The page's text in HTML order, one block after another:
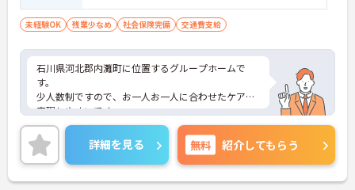
未経験OK 残業少なめ 社会保険完備 交通費支給
石川県河北郡内灘町に位置するグループホームで
す。
少人数制ですので、お一人お一人に合わせたケアを
実現しやすいです。
幅広い年代の方が活躍されており、相談し合える環
境です。
ご興味ある方には、面接対策ポイントなど、さらに
詳細をお話しいたしますのでお気軽にご相談くださ
い！
詳細を見る 無料 紹介してもらう